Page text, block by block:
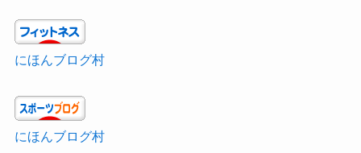
にほんブログ村
にほんブログ村